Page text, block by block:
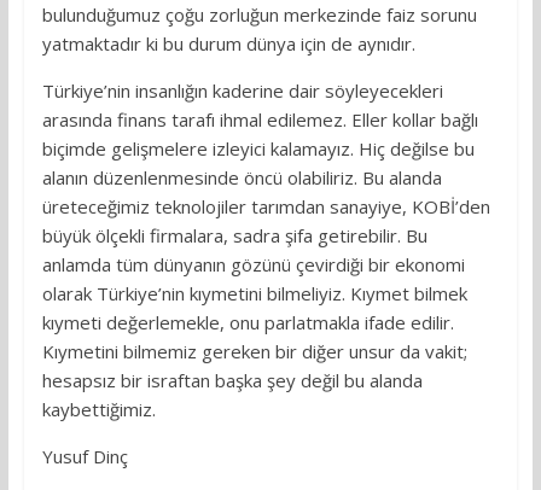
bulunduğumuz çoğu zorluğun merkezinde faiz sorunu
yatmaktadır ki bu durum dünya için de aynıdır.
Türkiye’nin insanlığın kaderine dair söyleyecekleri
arasında finans tarafı ihmal edilemez. Eller kollar bağlı
biçimde gelişmelere izleyici kalamayız. Hiç değilse bu
alanın düzenlenmesinde öncü olabiliriz. Bu alanda
üreteceğimiz teknolojiler tarımdan sanayiye, KOBİ’den
büyük ölçekli firmalara, sadra şifa getirebilir. Bu
anlamda tüm dünyanın gözünü çevirdiği bir ekonomi
olarak Türkiye’nin kıymetini bilmeliyiz. Kıymet bilmek
kıymeti değerlemekle, onu parlatmakla ifade edilir.
Kıymetini bilmemiz gereken bir diğer unsur da vakit;
hesapsız bir israftan başka şey değil bu alanda
kaybettiğimiz.
Yusuf Dinç